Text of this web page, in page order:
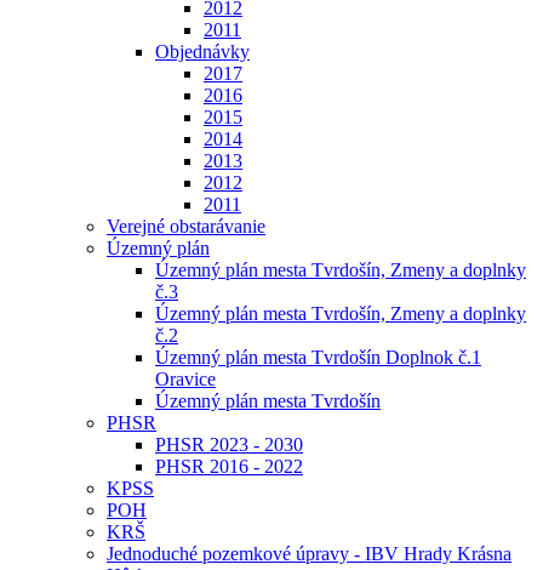
2012
2011
Objednávky
2017
2016
2015
2014
2013
2012
2011
Verejné obstarávanie
Územný plán
Územný plán mesta Tvrdošín, Zmeny a doplnky
č.3
Územný plán mesta Tvrdošín, Zmeny a doplnky
č.2
Územný plán mesta Tvrdošín Doplnok č.1
Oravice
Územný plán mesta Tvrdošín
PHSR
PHSR 2023 - 2030
PHSR 2016 - 2022
KPSS
POH
KRŠ
Jednoduché pozemkové úpravy - IBV Hrady Krásna